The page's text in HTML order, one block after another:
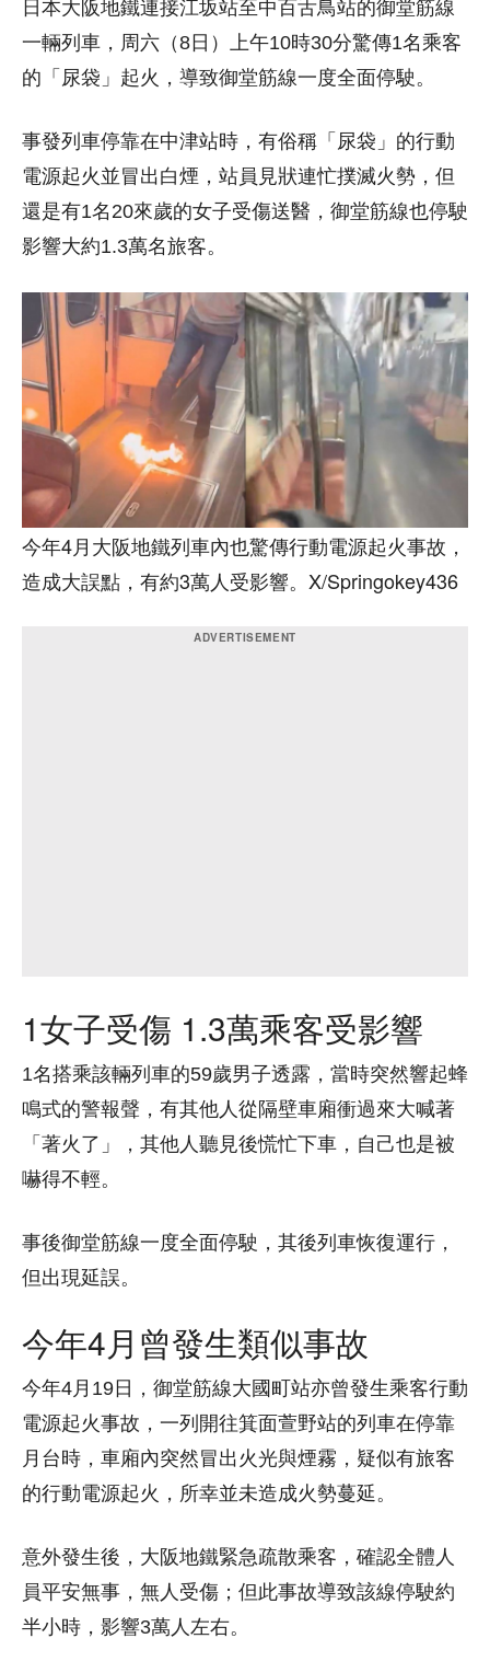
日本大阪地鐵連接江坂站至中百舌鳥站的御堂筋線
一輛列車，周六（8日）上午10時30分驚傳1名乘客
的「尿袋」起火，導致御堂筋線一度全面停駛。
事發列車停靠在中津站時，有俗稱「尿袋」的行動
電源起火並冒出白煙，站員見狀連忙撲滅火勢，但
還是有1名20來歲的女子受傷送醫，御堂筋線也停駛
影響大約1.3萬名旅客。
今年4月大阪地鐵列車內也驚傳行動電源起火事故，
造成大誤點，有約3萬人受影響。X/Springokey436
1女子受傷 1.3萬乘客受影響
1名搭乘該輛列車的59歲男子透露，當時突然響起蜂
鳴式的警報聲，有其他人從隔壁車廂衝過來大喊著
「著火了」，其他人聽見後慌忙下車，自己也是被
嚇得不輕。
事後御堂筋線一度全面停駛，其後列車恢復運行，
但出現延誤。
今年4月曾發生類似事故
今年4月19日，御堂筋線大國町站亦曾發生乘客行動
電源起火事故，一列開往箕面萱野站的列車在停靠
月台時，車廂內突然冒出火光與煙霧，疑似有旅客
的行動電源起火，所幸並未造成火勢蔓延。
意外發生後，大阪地鐵緊急疏散乘客，確認全體人
員平安無事，無人受傷；但此事故導致該線停駛約
半小時，影響3萬人左右。